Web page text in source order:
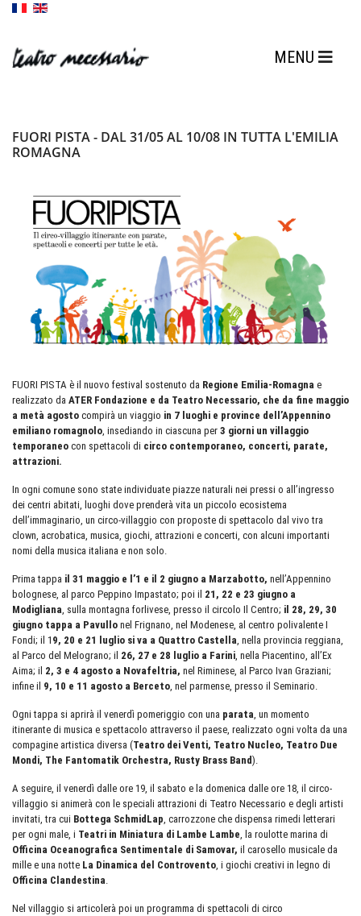
FUORI PISTA - DAL 31/05 AL 10/08 IN TUTTA L'EMILIA
ROMAGNA
FUORI PISTA è il nuovo festival sostenuto da Regione Emilia-Romagna e
realizzato da ATER Fondazione e da Teatro Necessario, che da fine maggio
a metà agosto compirà un viaggio in 7 luoghi e province dell’Appennino
emiliano romagnolo, insediando in ciascuna per 3 giorni un villaggio
temporaneo con spettacoli di circo contemporaneo, concerti, parate,
attrazioni.
In ogni comune sono state individuate piazze naturali nei pressi o all’ingresso
dei centri abitati, luoghi dove prenderà vita un piccolo ecosistema
dell’immaginario, un circo-villaggio con proposte di spettacolo dal vivo tra
clown, acrobatica, musica, giochi, attrazioni e concerti, con alcuni importanti
nomi della musica italiana e non solo.
Prima tappa il 31 maggio e l’1 e il 2 giugno a Marzabotto, nell’Appennino
bolognese, al parco Peppino Impastato; poi il 21, 22 e 23 giugno a
Modigliana, sulla montagna forlivese, presso il circolo Il Centro; il 28, 29, 30
giugno tappa a Pavullo nel Frignano, nel Modenese, al centro polivalente I
Fondi; il 1 9, 20 e 21 luglio si va a Quattro Castella, nella provincia reggiana,
al Parco del Melograno; il 26, 27 e 28 luglio a Farini, nella Piacentino, all’Ex
Aima; il 2, 3 e 4 agosto a Novafeltria, nel Riminese, al Parco Ivan Graziani;
infine il 9, 10 e 11 agosto a Berceto, nel parmense, presso il Seminario.
Ogni tappa si aprirà il venerdì pomeriggio con una parata, un momento
itinerante di musica e spettacolo attraverso il paese, realizzato ogni volta da una
compagine artistica diversa (Teatro dei Venti, Teatro Nucleo, Teatro Due
Mondi, The Fantomatik Orchestra, Rusty Brass Band).
A seguire, il venerdì dalle ore 19, il sabato e la domenica dalle ore 18, il circo-
villaggio si animerà con le speciali attrazioni di Teatro Necessario e degli artisti
invitati, tra cui Bottega SchmidLap, carrozzone che dispensa rimedi letterari
per ogni male, i Teatri in Miniatura di Lambe Lambe, la roulotte marina di
Officina Oceanografica Sentimentale di Samovar, il carosello musicale da
mille e una notte La Dinamica del Controvento, i giochi creativi in legno di
Officina Clandestina.
Nel villaggio si articolerà poi un programma di spettacoli di circo